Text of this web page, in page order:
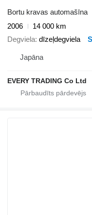
Bortu kravas automašīna
2006
14 000 km
Degviela dīzeļdegviela
Japāna
EVERY TRADING Co Ltd